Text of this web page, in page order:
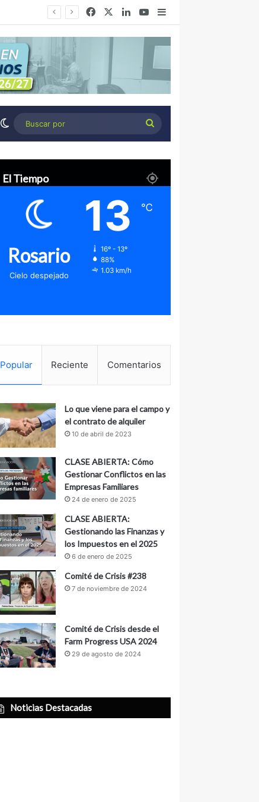
FacebookLinkedIn
YouTubeBarra lateral
Switch skin
Buscar
por
El Tiempo
Rosario
Cielo despejado
13 ℃
16º - 13º
88%
1.03 km/h
Popular Reciente Comentarios
Lo que viene para el campo y
el contrato de alquiler
10 de abril de 2023
CLASE ABIERTA: Cómo
Gestionar Conflictos en las
Empresas Familiares
24 de enero de 2025
CLASE ABIERTA:
Gestionando las Finanzas y
los Impuestos en el 2025
6 de enero de 2025
Comité de Crisis #238
7 de noviembre de 2024
Comité de Crisis desde el
Farm Progress USA 2024
29 de agosto de 2024
Noticias Destacadas